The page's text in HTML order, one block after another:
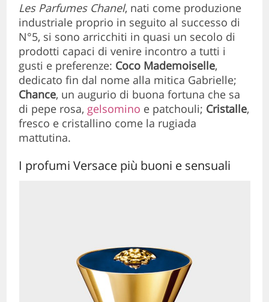
Les Parfumes Chanel, nati come produzione
industriale proprio in seguito al successo di
N°5, si sono arricchiti in quasi un secolo di
prodotti capaci di venire incontro a tutti i
gusti e preferenze: Coco Mademoiselle,
dedicato fin dal nome alla mitica Gabrielle;
Chance, un augurio di buona fortuna che sa
di pepe rosa, gelsomino e patchouli; Cristalle,
fresco e cristallino come la rugiada
mattutina.
I profumi Versace più buoni e sensuali